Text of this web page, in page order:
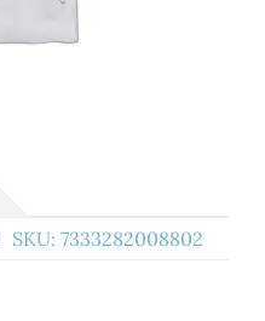
SKU: 7333282008802